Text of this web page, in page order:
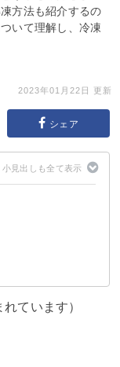
方法も紹介するの
いて理解し、冷凍
2023年01月22日 更新
シェア
ています）